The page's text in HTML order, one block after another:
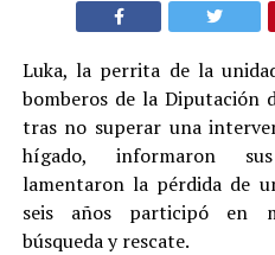
Luka, la perrita de la
bomberos de la Diputación
tras no superar una
hígado, informaron
lamentaron la pérdida de
seis años participó en
búsqueda y rescate.